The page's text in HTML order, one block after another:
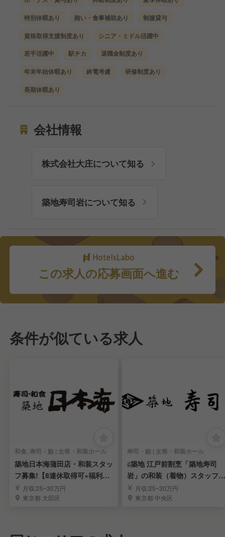
特別休暇あり 賄い・食事補助あり 制服貸与
資格取得支援制度あり シニア・ミドル活躍中
若手活躍中 駅チカ 退職金制度あり
年末年始休暇あり 終電考慮 研修制度あり
長期休暇あり
会社情報
株式会社大庄について知る
築地寿司岩について知る
この求人の応募画面へ進む
条件が似ている求人
和食, 寿司・鮨 | 女将・和装ホール
築地日本海蒲田店・和装スタッ
フ募集!【8連休取得可×福利厚
生充実】
月収/25~30万円
東京都 大田区
寿司・鮨 | 女将・和装ホール
♯築地 江戸前割烹「築地寿司
岩」の和装（着物）スタッフを
募集！
月収/25~30万円
東京都 中央区